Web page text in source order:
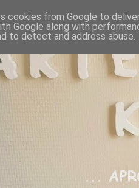
cookies from Google to
Google along with
to detect and address abuse.